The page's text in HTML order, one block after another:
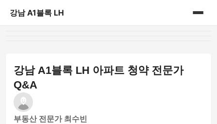
강남 A1블록 LH
강남 A1블록 LH 아파트 청약 전문가
Q&A
부동산 전문가 최수빈